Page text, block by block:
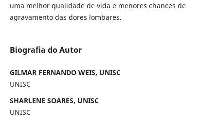
uma melhor qualidade de vida e menores chances de
agravamento das dores lombares.
Biografia do Autor
GILMAR FERNANDO WEIS, UNISC
UNISC
SHARLENE SOARES, UNISC
UNISC